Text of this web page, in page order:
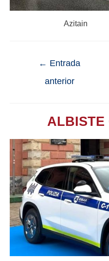
Azitain
← Entrada
anterior
ALBISTE